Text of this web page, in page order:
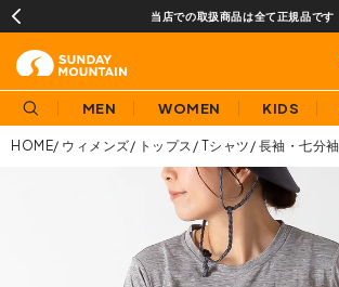
当店での取扱商品は全て正規品です
MEN WOMEN KIDS
HOME ウィメンズ トップス Tシャツ 長袖・七分袖